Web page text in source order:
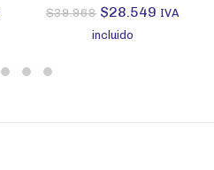
$39.968 El
precio
$28.549 El
IVA
incluido